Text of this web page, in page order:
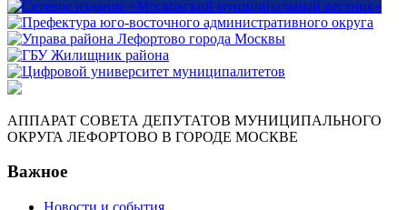
АППАРАТ СОВЕТА ДЕПУТАТОВ МУНИЦИПАЛЬНОГО
ОКРУГА ЛЕФОРТОВО В ГОРОДЕ МОСКВЕ
Важное
Новости и события